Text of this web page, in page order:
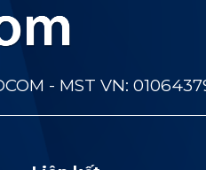
- MST VN: